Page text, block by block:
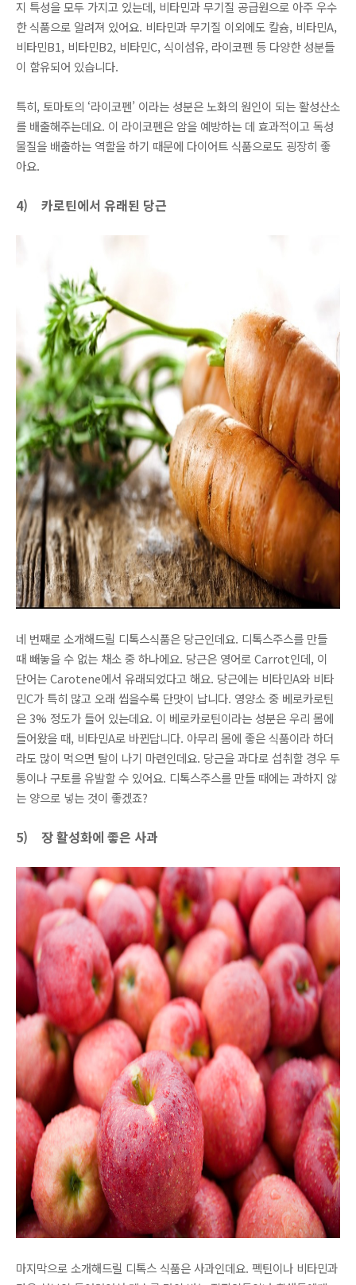
지 특성을 모두 가지고 있는데, 비타민과 무기질 공급원으로 아주 우수
한 식품으로 알려져 있어요. 비타민과 무기질 이외에도 칼슘, 비타민A,
비타민B1, 비타민B2, 비타민C, 식이섬유, 라이코펜 등 다양한 성분들
이 함유되어 있습니다.
특히, 토마토의 ‘라이코펜’ 이라는 성분은 노화의 원인이 되는 활성산소
를 배출해주는데요. 이 라이코펜은 암을 예방하는 데 효과적이고 독성
물질을 배출하는 역할을 하기 때문에 다이어트 식품으로도 굉장히 좋
아요.
4) 카로틴에서 유래된 당근
네 번째로 소개해드릴 디톡스식품은 당근인데요. 디톡스주스를 만들
때 빼놓을 수 없는 채소 중 하나에요. 당근은 영어로 Carrot인데, 이
단어는 Carotene에서 유래되었다고 해요. 당근에는 비타민A와 비타
민C가 특히 많고 오래 씹을수록 단맛이 납니다. 영양소 중 베로카로틴
은 3% 정도가 들어 있는데요. 이 베로카로틴이라는 성분은 우리 몸에
들어왔을 때, 비타민A로 바뀐답니다. 아무리 몸에 좋은 식품이라 하더
라도 많이 먹으면 탈이 나기 마련인데요. 당근을 과다로 섭취할 경우 두
통이나 구토를 유발할 수 있어요. 디톡스주스를 만들 때에는 과하지 않
는 양으로 넣는 것이 좋겠죠?
5) 장 활성화에 좋은 사과
마지막으로 소개해드릴 디톡스 식품은 사과인데요. 펙틴이나 비타민과